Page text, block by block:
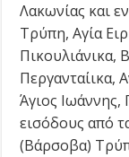
Λακωνίας και
Τρύπη, Αγία
Πικουλιάνικα,
Περγανταίικα,
Άγιος
εισόδους από
(Βάρσοβα)